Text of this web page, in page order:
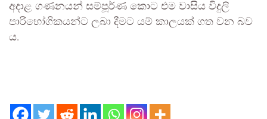
අදාළ ගණනයන් සම්පූර්ණ කොට එම වාසිය විදුලි
පාරිභෝගිකයන්ට ලබා දීමට යම් කාලයක් ගත වන බව
ය.